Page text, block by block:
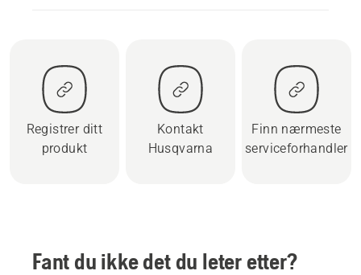
Registrer ditt
produkt
Kontakt
Husqvarna
Finn nærmeste
serviceforhandler
Fant du ikke det du leter etter?